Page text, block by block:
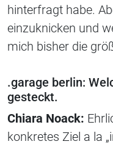
hinterfragt habe.
einzuknicken und
mich bisher die
.garage berlin:
gesteckt.
Chiara Noack:
konkretes Ziel a la